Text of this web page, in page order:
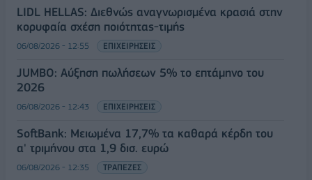
LIDL HELLAS: Διεθνώς αναγνωρισμένα κρασιά στην
κορυφαία σχέση ποιότητας-τιμής
06/08/2026 - 12:55 ΕΠΙΧΕΙΡΗΣΕΙΣ
JUMBO: Αύξηση πωλήσεων 5% το επτάμηνο του
2026
06/08/2026 - 12:43 ΕΠΙΧΕΙΡΗΣΕΙΣ
SoftBank: Μειωμένα 17,7% τα καθαρά κέρδη του
α' τριμήνου στα 1,9 δισ. ευρώ
06/08/2026 - 12:35 ΤΡΑΠΕΖΕΣ